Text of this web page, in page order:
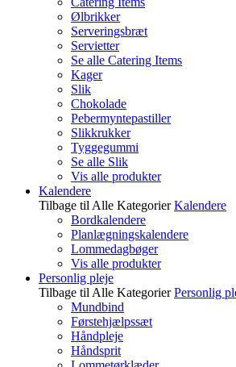
Ølbrikker
Serveringsbræt
Servietter
Se alle Catering Items
Kager
Slik
Chokolade
Pebermyntepastiller
Slikkrukker
Tyggegummi
Se alle Slik
Vis alle produkter
Kalendere
Tilbage til Alle Kategorier Kalendere
Bordkalendere
Planlægningskalendere
Lommedagbøger
Vis alle produkter
Personlig pleje
Tilbage til Alle Kategorier Personlig
Mundbind
Førstehjælpssæt
Håndpleje
Håndsprit